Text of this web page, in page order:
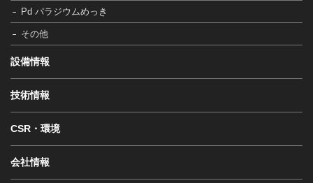
Pd パラジウムめっき
その他
設備情報
技術情報
CSR・環境
会社情報